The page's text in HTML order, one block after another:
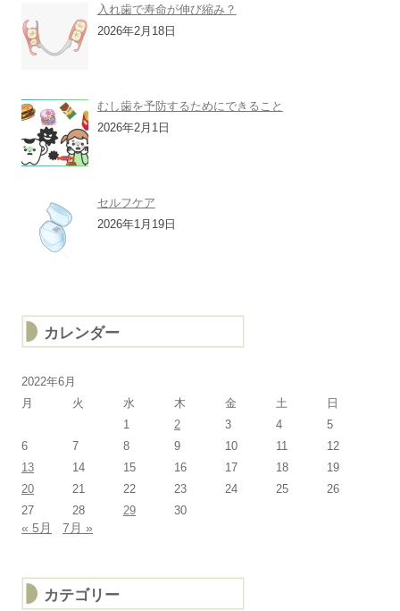
入れ歯で寿命が伸び縮み？
2026年2月18日
むし歯を予防するためにできること
2026年2月1日
セルフケア
2026年1月19日
カレンダー
2022年6月
月
火 水 木 金 土
日
1
2 3 4
5
6
7 8 9 10 11
12
13
14 15 16 17 18
19
20
21 22 23 24 25
26
27
28 29 30
« 5月 7月 »
カテゴリー